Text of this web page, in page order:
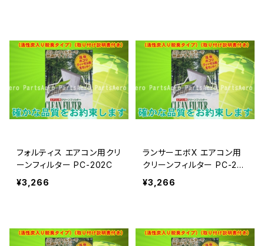
フォルティス エアコン用クリ
ーンフィルター PC-202C
¥3,266
ランサーエボX エアコン用
クリーンフィルター PC-20
2C
¥3,266